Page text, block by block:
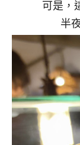
可是，
半